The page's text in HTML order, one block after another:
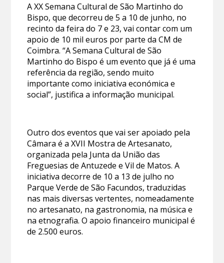
A XX Semana Cultural de São Martinho do
Bispo, que decorreu de 5 a 10 de junho, no
recinto da feira do 7 e 23, vai contar com um
apoio de 10 mil euros por parte da CM de
Coimbra. “A Semana Cultural de São
Martinho do Bispo é um evento que já é uma
referência da região, sendo muito
importante como iniciativa económica e
social”, justifica a informação municipal.
Outro dos eventos que vai ser apoiado pela
Câmara é a XVII Mostra de Artesanato,
organizada pela Junta da União das
Freguesias de Antuzede e Vil de Matos. A
iniciativa decorre de 10 a 13 de julho no
Parque Verde de São Facundos, traduzidas
nas mais diversas vertentes, nomeadamente
no artesanato, na gastronomia, na música e
na etnografia. O apoio financeiro municipal é
de 2.500 euros.